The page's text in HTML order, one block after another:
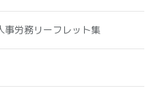
事労務リーフレット集